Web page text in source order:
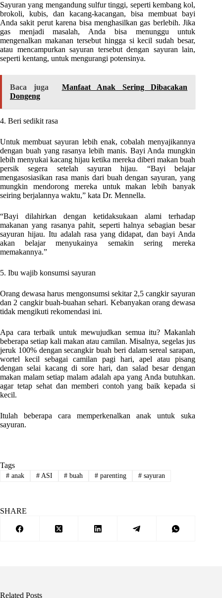
Sayuran yang mengandung sulfur tinggi, seperti kembang kol,
brokoli, kubis, dan kacang-kacangan, bisa membuat bayi
Anda sakit perut karena bisa menghasilkan gas berlebih. Jika
gas menjadi masalah, Anda bisa menunggu untuk
mengenalkan makanan tersebut hingga si kecil sudah besar,
atau mencampurkan sayuran tersebut dengan sayuran lain,
seperti kentang, untuk mengurangi potensinya.
Baca juga
Manfaat Anak Sering Dibacakan
Dongeng
4. Beri sedikit rasa
Untuk membuat sayuran lebih enak, cobalah menyajikannya
dengan buah yang rasanya lebih manis. Bayi Anda mungkin
lebih menyukai kacang hijau ketika mereka diberi makan buah
persik segera setelah sayuran hijau. “Bayi belajar
mengasosiasikan rasa manis dari buah dengan sayuran, yang
mungkin mendorong mereka untuk makan lebih banyak
seiring berjalannya waktu,” kata Dr. Mennella.
“Bayi dilahirkan dengan ketidaksukaan alami terhadap
makanan yang rasanya pahit, seperti halnya sebagian besar
sayuran hijau. Itu adalah rasa yang didapat, dan bayi Anda
akan belajar menyukainya semakin sering mereka
memakannya.”
5. Ibu wajib konsumsi sayuran
Orang dewasa harus mengonsumsi sekitar 2,5 cangkir sayuran
dan 2 cangkir buah-buahan sehari. Kebanyakan orang dewasa
tidak mengikuti rekomendasi ini.
Apa cara terbaik untuk mewujudkan semua itu? Makanlah
beberapa setiap kali makan atau camilan. Misalnya, segelas jus
jeruk 100% dengan secangkir buah beri dalam sereal sarapan,
wortel kecil sebagai camilan pagi hari, apel atau pisang
dengan selai kacang di sore hari, dan salad besar dengan
makan malam setiap malam adalah apa yang Anda butuhkan.
agar tetap sehat dan memberi contoh yang baik kepada si
kecil.
Itulah beberapa cara memperkenalkan anak untuk suka
sayuran.
Tags
#anak #ASI # buah # parenting # sayuran
SHARE
Related Posts